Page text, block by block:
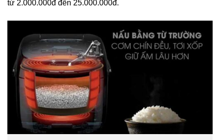
từ 2.000.000đ đến 25.000.000đ.